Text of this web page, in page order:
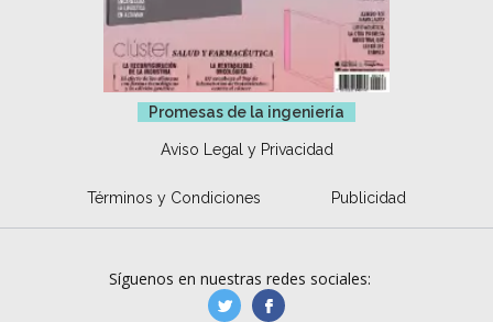
Promesas de la ingeniería
Aviso Legal y Privacidad
Términos y Condiciones Publicidad
Síguenos en nuestras redes sociales:
manufacturaGE